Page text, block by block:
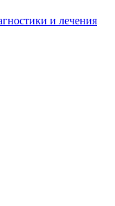
и лечения